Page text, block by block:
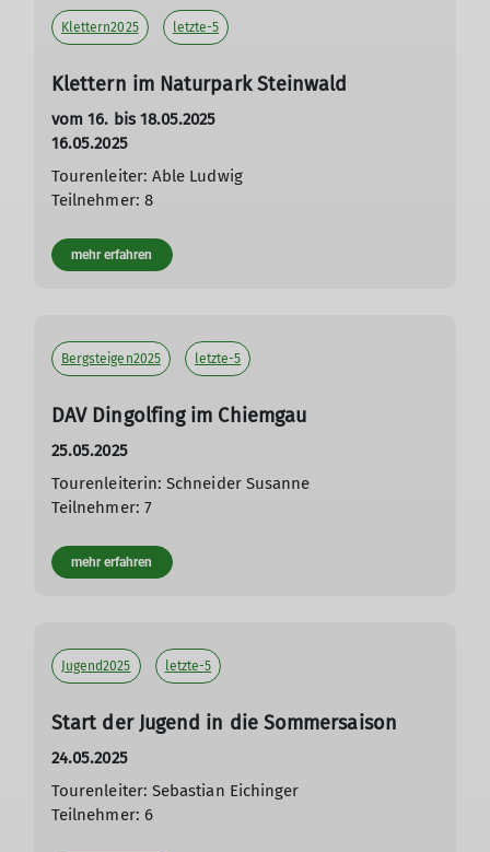
Klettern2025 letzte-5
Klettern im Naturpark Steinwald
vom 16. bis 18.05.2025
16.05.2025
Tourenleiter: Able Ludwig
Teilnehmer: 8
mehr erfahren
Bergsteigen2025 letzte-5
DAV Dingolfing im Chiemgau
25.05.2025
Tourenleiterin: Schneider Susanne
Teilnehmer: 7
mehr erfahren
Jugend2025 letzte-5
Start der Jugend in die Sommersaison
24.05.2025
Tourenleiter: Sebastian Eichinger
Teilnehmer: 6